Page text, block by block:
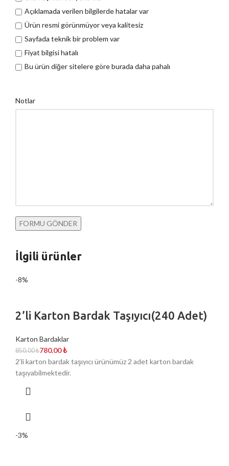
Açıklamada verilen bilgilerde hatalar var
Ürün resmi görünmüyor veya kalitesiz
Sayfada teknik bir problem var
Fiyat bilgisi hatalı
Bu ürün diğer sitelere göre burada daha pahalı
Notlar
İlgili ürünler
-8%
2’li Karton Bardak Taşıyıcı(240 Adet)
Karton Bardaklar
850.00₺780.00₺
2’li karton bardak taşıyıcı ürünümüz 2 adet karton bardak
taşıyabilmektedir.
-3%